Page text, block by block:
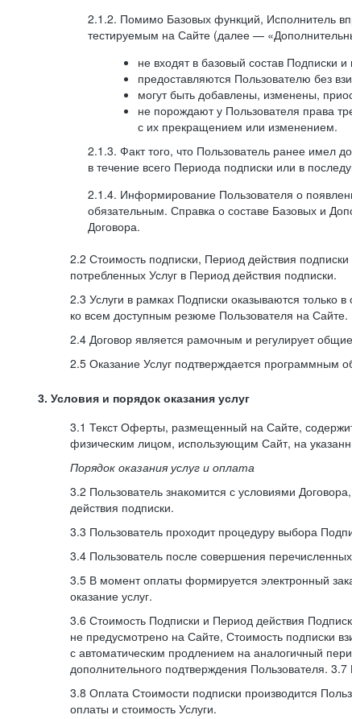
2.1.2. Помимо Базовых функций, Исполнитель
тестируемым на Сайте (далее —
не входят в базовый состав Подписки
предоставляются Пользователю без
могут быть добавлены, изменены,
не порождают у Пользователя права
с их прекращением или изменением.
2.1.3. Факт того, что Пользователь ранее имел
в течение всего Периода подписки или в
2.1.4. Информирование Пользователя о
обязательным. Справка о составе Базовых и
Договора.
2.2 Стоимость подписки, Период действия
потребленных Услуг в Период действия подписки.
2.3 Услуги в рамках Подписки оказываются только
ко всем доступным резюме Пользователя на
2.4 Договор является рамочным и регулирует
2.5 Оказание Услуг подтверждается программным
3. Условия и порядок оказания услуг
3.1 Текст Оферты, размещенный на Сайте,
физическим лицом, использующим Сайт, на
Порядок оказания услуг и оплата
3.2 Пользователь знакомится с условиями
действия подписки.
3.3 Пользователь проходит процедуру выбора
3.4 Пользователь после совершения
3.5 В момент оплаты формируется электронный
оказание услуг.
3.6 Стоимость Подписки и Период действия
не предусмотрено на Сайте, Стоимость подписки
с автоматическим продлением на аналогичный
дополнительного подтверждения Пользователя.
3.8 Оплата Стоимости подписки производится
оплаты и стоимость Услуги.